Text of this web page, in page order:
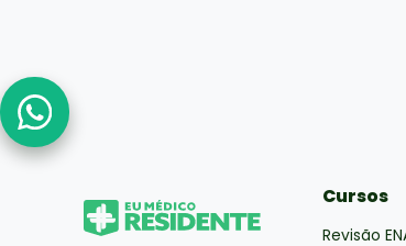
Cursos
Revisão